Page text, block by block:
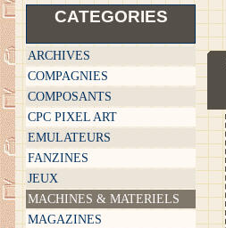
CATEGORIES
ARCHIVES
COMPAGNIES
COMPOSANTS
CPC PIXEL ART
EMULATEURS
FANZINES
JEUX
MACHINES & MATERIELS
MAGAZINES